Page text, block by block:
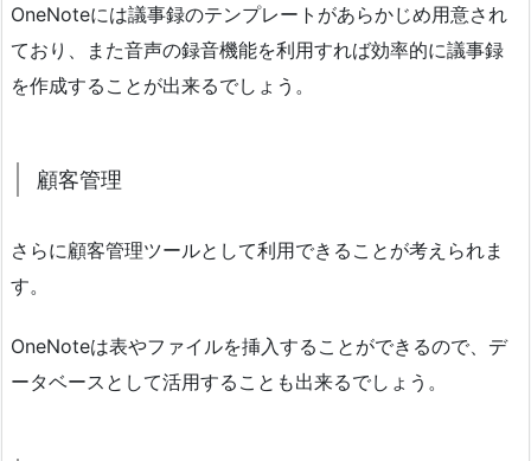
OneNoteには議事録のテンプレートがあらかじめ用意され
ており、また音声の録音機能を利用すれば効率的に議事録
を作成することが出来るでしょう。
顧客管理
さらに顧客管理ツールとして利用できることが考えられま
す。
OneNoteは表やファイルを挿入することができるので、デ
ータベースとして活用することも出来るでしょう。